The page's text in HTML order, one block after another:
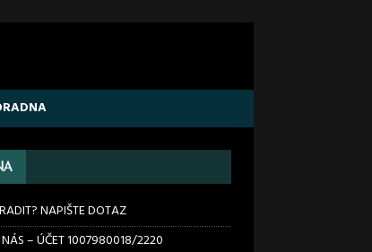
NAPIŠTE DOTAZ
– ÚČET 1007980018/2220